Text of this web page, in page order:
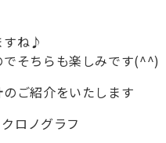
すね♪
そちらも楽しみです(^^)
ご紹介をいたします
ロノグラフ